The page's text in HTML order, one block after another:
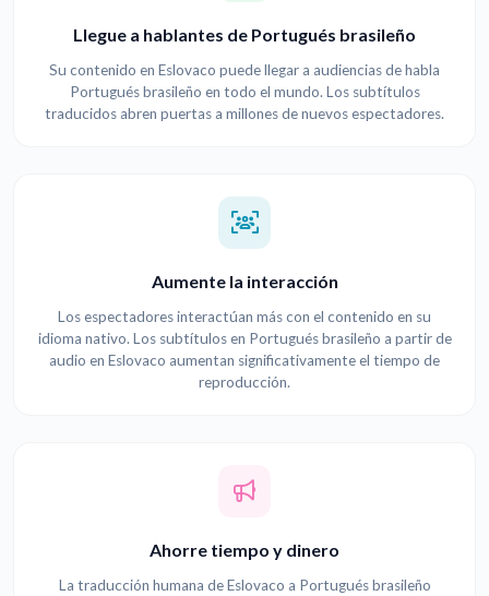
Llegue a hablantes de Portugués brasileño
Su contenido en Eslovaco puede llegar a audiencias de habla
Portugués brasileño en todo el mundo. Los subtítulos
traducidos abren puertas a millones de nuevos espectadores.
Aumente la interacción
Los espectadores interactúan más con el contenido en su
idioma nativo. Los subtítulos en Portugués brasileño a partir de
audio en Eslovaco aumentan significativamente el tiempo de
reproducción.
Ahorre tiempo y dinero
La traducción humana de Eslovaco a Portugués brasileño